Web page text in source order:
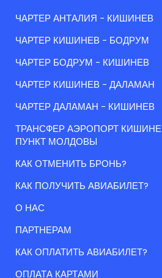
ЧАРТЕР АНТАЛИЯ - КИШИНЕВ
ЧАРТЕР КИШИНЕВ - БОДРУМ
ЧАРТЕР БОДРУМ - КИШИНЕВ
ЧАРТЕР КИШИНЕВ - ДАЛАМАН
ЧАРТЕР ДАЛАМАН - КИШИНЕВ
ТРАНСФЕР АЭРОПОРТ
ПУНКТ МОЛДОВЫ
КАК ОТМЕНИТЬ БРОНЬ?
КАК ПОЛУЧИТЬ АВИАБИЛЕТ?
О НАС
ПАРТНЕРАМ
КАК ОПЛАТИТЬ АВИАБИЛЕТ?
ОПЛАТА КАРТАМИ